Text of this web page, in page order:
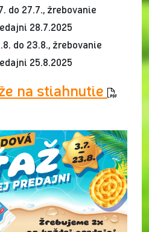
do 27.7., žrebovanie
28.7.2025
do 23.8., žrebovanie
25.8.2025
na stiahnutie